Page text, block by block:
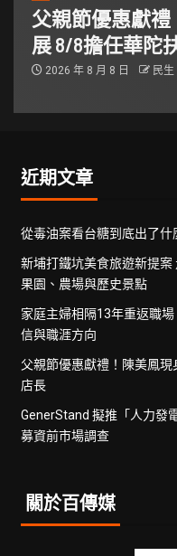
父親節優惠獻
展 8/8擔任華陀
2026 年 8 月 8 日 民
近期文章
從毒油案看台糖到底出了什
新埔打鐵坑美食旅遊新提
果園、農場與歷史景點
家庭主婦相隔13年重返職
信與職涯方向
父親節優惠獻禮！陳美鳳
店長
GenerStand 擬推「人力發
募資前市場調查
關於百傳媒